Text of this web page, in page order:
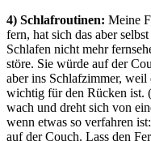
4) Schlafroutinen: Meine
fern, hat sich das aber
Schlafen nicht mehr
störe. Sie würde auf der
aber ins Schlafzimmer,
wichtig für den Rücken ist.
wach und dreht sich von
wenn etwas so verfahren
auf der Couch. Lass den